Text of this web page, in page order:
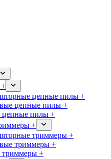
цепные пилы +
цепные пилы +
цепные пилы +
+
триммеры +
триммеры +
триммеры +